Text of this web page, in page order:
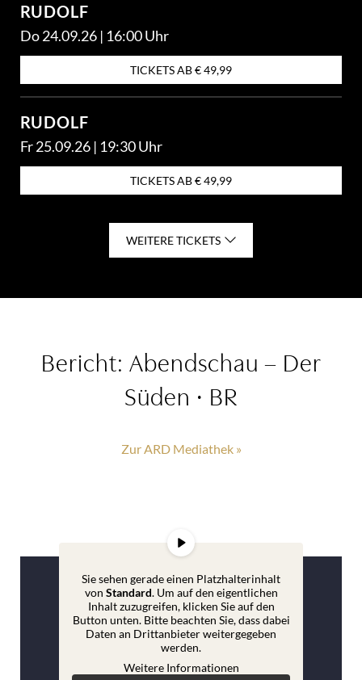
RUDOLF
Do 24.09.26 | 16:00 Uhr
TICKETS AB € 49,99
RUDOLF
Fr 25.09.26 | 19:30 Uhr
TICKETS AB € 49,99
Sa 26.09.26 | 14:30 Uhr
Sa 26.09.26 | 19:30 Uhr
TICKETS AB € 59,99
So 27.09.26 | 19:00 Uhr
TICKETS AB € 59,99
RUDOLF
WEITERE TICKETS
Bericht: Abendschau – Der
Süden ∙ BR
Zur ARD Mediathek »
Sie sehen gerade einen Platzhalterinhalt
von Standard. Um auf den eigentlichen
Inhalt zuzugreifen, klicken Sie auf den
Button unten. Bitte beachten Sie, dass dabei
Daten an Drittanbieter weitergegeben
werden.
Weitere Informationen